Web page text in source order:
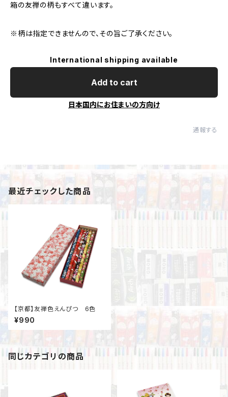
箱の友禅の柄もすべて違います。
※柄は指定できませんので、その旨ご了承ください。
International shipping available
Add to cart
日本国内にお住まいの方向け
通報する
最近チェックした商品
【京都】友禅色えんぴつ 6色
¥990
同じカテゴリの商品